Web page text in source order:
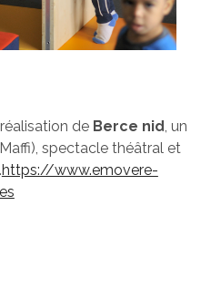
de Berce nid, un
spectacle théâtral et
https://www.emovere-